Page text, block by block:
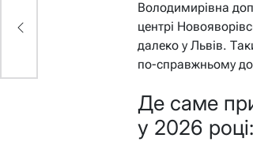
Володимирівна
центрі
далеко у Львів.
по-справжньому
Де саме
у 2026